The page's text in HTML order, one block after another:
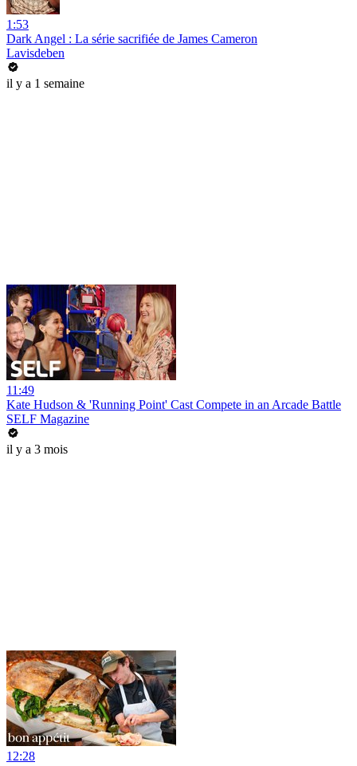
1:53
Dark Angel : La série sacrifiée de James Cameron
Lavisdeben
il y a 1 semaine
11:49
Kate Hudson & 'Running Point' Cast Compete in an Arcade Battle
SELF Magazine
il y a 3 mois
12:28